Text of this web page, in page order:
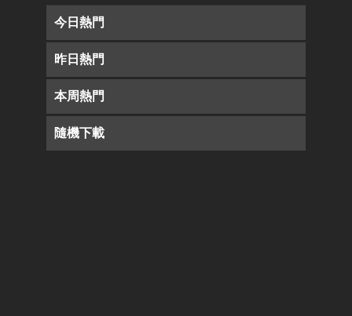
今日熱門
昨日熱門
本周熱門
隨機下載